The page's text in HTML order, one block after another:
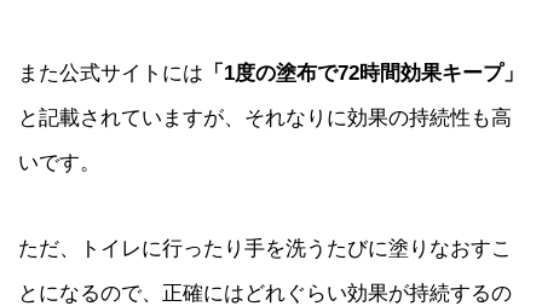
また公式サイトには 「1度の塗布で72時間効果キープ」
と記載されていますが、それなりに効果の持続性も高
いです。
ただ、トイレに行ったり手を洗うたびに塗りなおすこ
とになるので、正確にはどれぐらい効果が持続するの